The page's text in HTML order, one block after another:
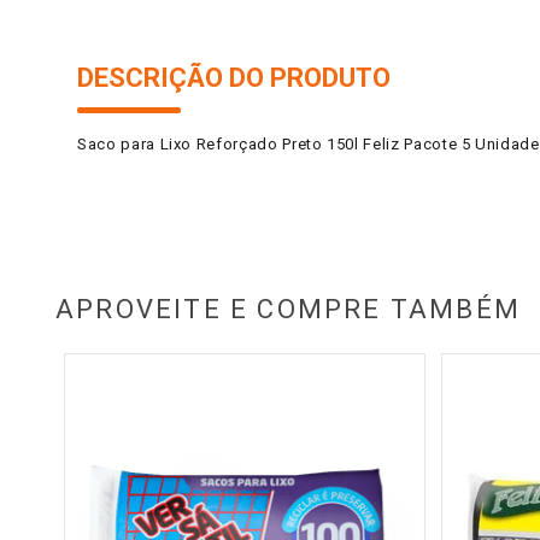
DESCRIÇÃO DO PRODUTO
Saco para Lixo Reforçado Preto 150l Feliz Pacote 5
APROVEITE E COMPRE TAMBÉM